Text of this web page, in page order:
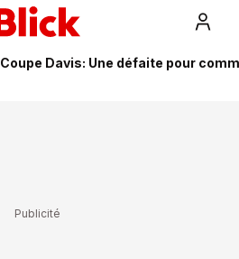
Coupe Davis: Une défaite pour